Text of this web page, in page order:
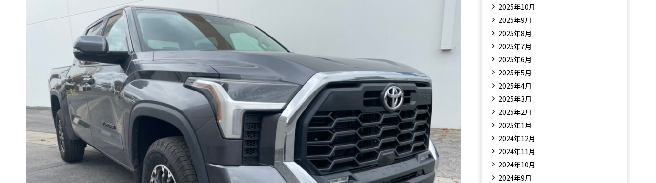
2025年10月
2025年9月
2025年8月
2025年7月
2025年6月
2025年5月
2025年4月
2025年3月
2025年2月
2025年1月
2024年12月
2024年11月
2024年10月
2024年9月